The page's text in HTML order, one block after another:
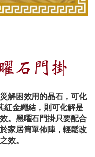
石門掛
解困效用的晶石，可化
紅金繩結，則可化解是
。黑曜石門掛只要配合
家居簡單佈陣，輕鬆改
效。